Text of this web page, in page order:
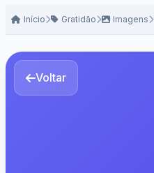
Início Gratidão Imagens
Voltar